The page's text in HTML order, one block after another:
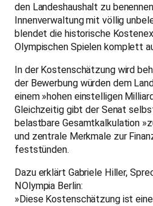
den Landeshaushalt zu
Innenverwaltung mit völlig
blendet die historische
Olympischen Spielen komplett
In der Kostenschätzung wird
der Bewerbung würden dem
einem »hohen einstelligen
Gleichzeitig gibt der Senat
belastbare Gesamtkalkulation
und zentrale Merkmale zur
feststünden.
Dazu erklärt Gabriele Hiller,
NOlympia Berlin:
»Diese Kostenschätzung ist